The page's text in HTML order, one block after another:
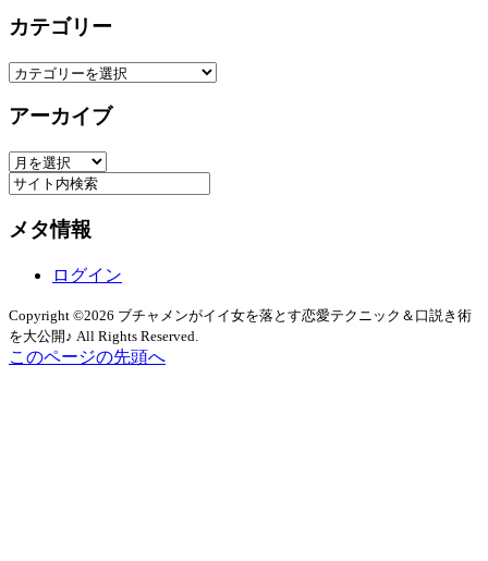
カテゴリー
カ
ゴ
ー
アーカイブ
ア
ー
イ
メタ情報
ログイン
Copyright ©2026 ブチャメンがイイ女を落とす恋愛テクニック＆口説き術
を大公開♪ All Rights Reserved.
このページの先頭へ